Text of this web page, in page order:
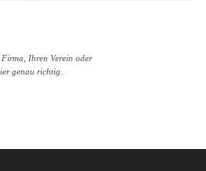
Firma, Ihren Verein oder
genau richtig.